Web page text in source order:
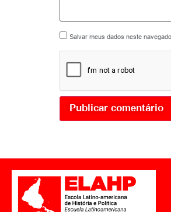
Salvar meus dados neste